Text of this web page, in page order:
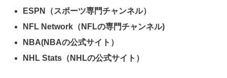
ESPN（スポーツ専門チャンネル）
NFL Network（NFLの専門チャンネル)
NBA(NBAの公式サイト）
NHL Stats（NHLの公式サイト）